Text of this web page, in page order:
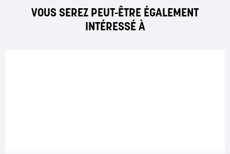
VOUS SEREZ PEUT-ÊTRE ÉGALEMENT
INTÉRESSÉ À